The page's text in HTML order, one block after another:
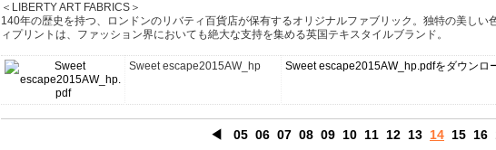
＜LIBERTY ART FABRICS＞
140年の歴史を持つ、ロンドンのリバティ百貨店が保有するオリジナルファブリック。独特の美しい
ィプリントは、ファッション界においても絶大な支持を集める英国テキスタイルブランド。
Sweet escape2015AW_hp Sweet escape2015AW_hp.pdfをダウンロ
◀ 05 06 07 08 09 10 11 12 13 14 15 16